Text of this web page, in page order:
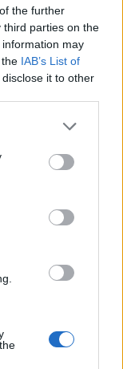
the further
third parties on the
information may
IAB’s List of
it to other
quasi per